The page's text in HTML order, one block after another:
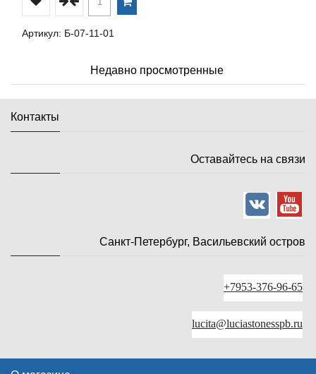
Артикул: Б-07-11-01
Недавно просмотренные
Контакты
Оставайтесь на связи
Санкт-Петербург, Васильевский остров
+7953-376-96-65
lucita@luciastonesspb.ru